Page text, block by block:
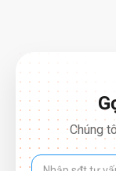
Chúng